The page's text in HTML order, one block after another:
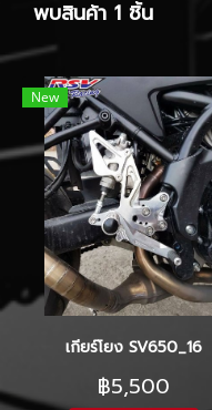
พบสินค้า 1 ชิ้น
New
เกียร์โยง SV650_16
฿5,500